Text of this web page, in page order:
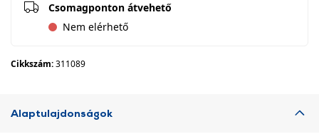
Csomagponton átvehető
Nem elérhető
Cikkszám:311089
Alaptulajdonságok